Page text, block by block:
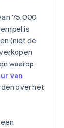
75.000
is
(niet de
waarop
van
over het